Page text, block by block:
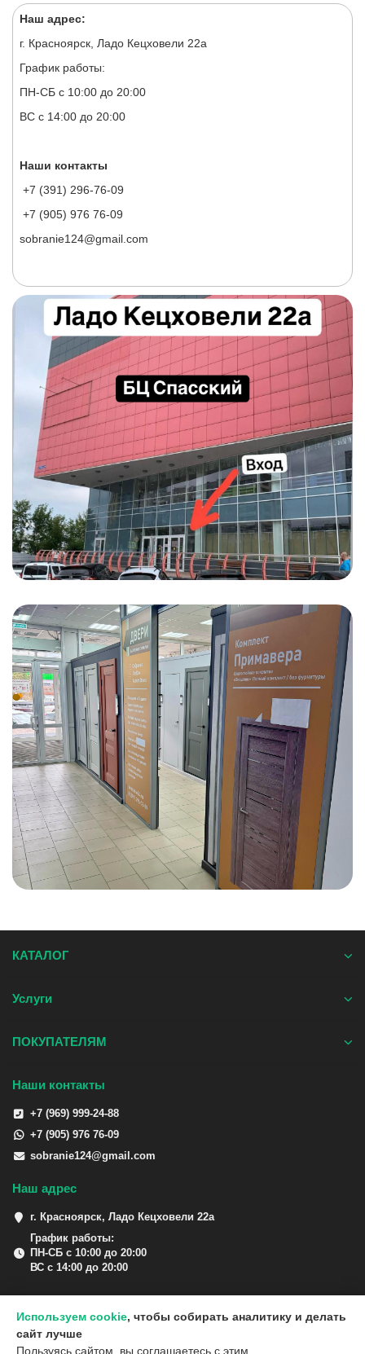
Наш адрес:
г. Красноярск, Ладо Кецховели 22а
График работы:
ПН-СБ с 10:00 до 20:00
ВС с 14:00 до 20:00
Наши контакты
+7 (391) 296-76-09
+7 (905) 976 76-09
sobranie124@gmail.com
КАТАЛОГ
Услуги
ПОКУПАТЕЛЯМ
Наши контакты
+7 (969) 999-24-88
+7 (905) 976 76-09
sobranie124@gmail.com
Наш адрес
г. Красноярск, Ладо Кецховели 22а
График работы:
ПН-СБ с 10:00 до 20:00
ВС с 14:00 до 20:00
Используем cookie, чтобы собирать аналитику и делать
сайт лучше
Пользуясь сайтом, вы соглашаетесь с этим